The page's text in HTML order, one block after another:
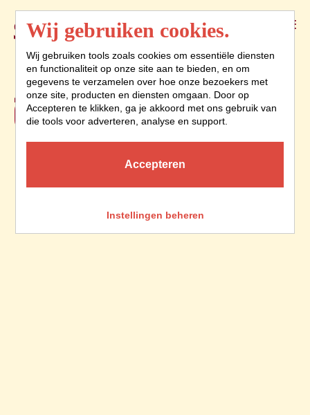
JE VERVELEN IS
GEEN OPTIE
Wij gebruiken cookies.
Wij gebruiken tools zoals cookies om essentiële diensten
en functionaliteit op onze site aan te bieden, en om
gegevens te verzamelen over hoe onze bezoekers met
onze site, producten en diensten omgaan. Door op
Accepteren te klikken, ga je akkoord met ons gebruik van
die tools voor adverteren, analyse en support.
Accepteren
Instellingen beheren